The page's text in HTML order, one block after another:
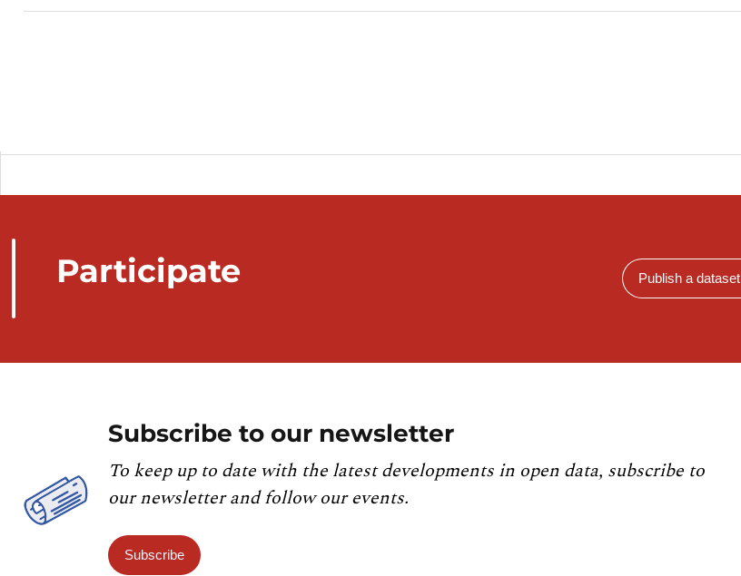
Participate Publish a dataset
Subscribe to our newsletter
To keep up to date with the latest developments in open data, subscribe to
our newsletter and follow our events.
Subscribe